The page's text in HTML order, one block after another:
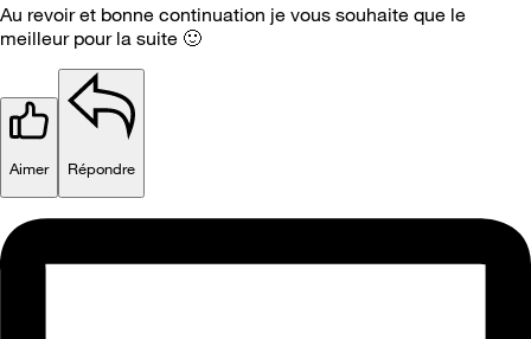
Au revoir et bonne continuation je vous souhaite que le
meilleur pour la suite 🙂
Aimer Répondre